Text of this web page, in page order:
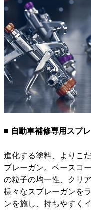
■ 自動車補修専用スプ
進化する塗料、よりこ
プレーガン。ベースコ
の粒子の均一性、クリ
様々なスプレーガンを
ンを施し、持ちやすく